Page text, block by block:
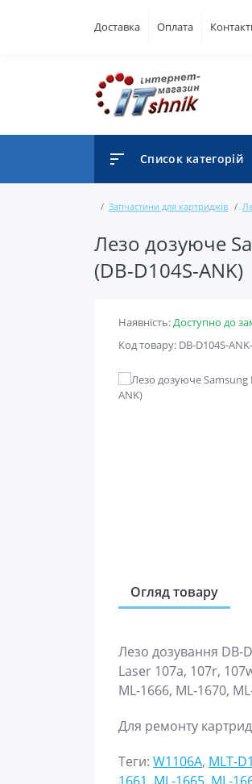
Доставка Оплата
Список категорій
Запчастини для картриджів
Лезо дозуюче
(DB-D104S-ANK)
Наявність:Доступно до
Код товару: DB-D104S-
Огляд товару
Лезо дозування DB-
Laser 107a, 107r,
ML-1666, ML-1670,
Для ремонту
Теги: W1106A, MLT-